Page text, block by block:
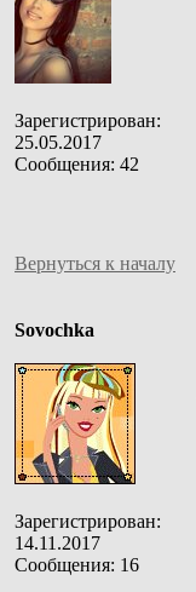
Зарегистрирован:
25.05.2017
Сообщения: 42
Вернуться к началу
Sovochka
Зарегистрирован:
14.11.2017
Сообщения: 16